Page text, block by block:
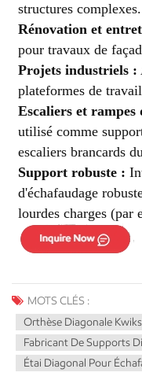
structures complexes.
Rénovation et
pour travaux de
Projets industriels :
plateformes de
Escaliers et rampes
utilisé comme
escaliers brancards
Support robuste :
d'échafaudage
lourdes charges (par
MOTS CLÉS :
Orthèse Diagonale
Fabricant De Supports
Étai Diagonal Pour